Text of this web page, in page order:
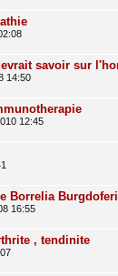
savoir sur
14:50
12:45
Borrelia
16:55
, tendinite